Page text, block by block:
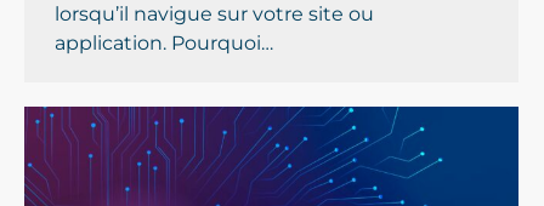
lorsqu’il navigue sur votre site ou
application. Pourquoi…